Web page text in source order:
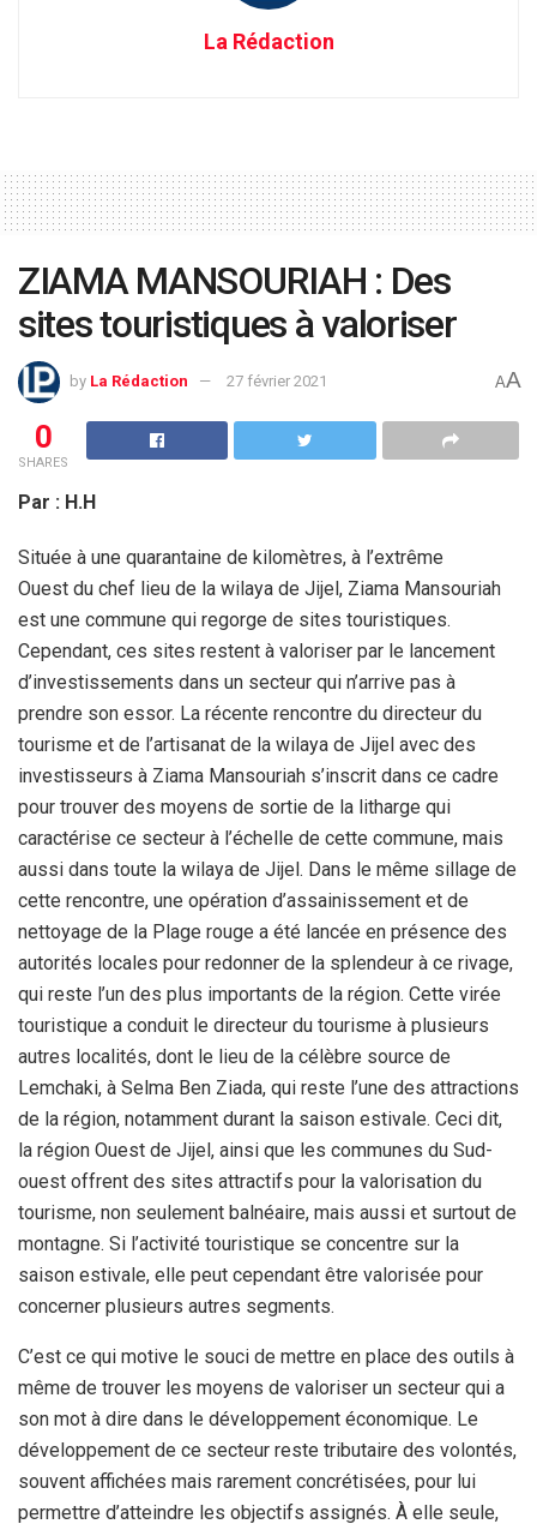
La Rédaction
ZIAMA MANSOURIAH : Des
sites touristiques à valoriser
by La Rédaction 27 février 2021 AA
0
SHARES
Par : H.H
Située à une quarantaine de kilomètres, à l’extrême
Ouest du chef lieu de la wilaya de Jijel, Ziama Mansouriah
est une commune qui regorge de sites touristiques.
Cependant, ces sites restent à valoriser par le lancement
d’investissements dans un secteur qui n’arrive pas à
prendre son essor. La récente rencontre du directeur du
tourisme et de l’artisanat de la wilaya de Jijel avec des
investisseurs à Ziama Mansouriah s’inscrit dans ce cadre
pour trouver des moyens de sortie de la litharge qui
caractérise ce secteur à l’échelle de cette commune, mais
aussi dans toute la wilaya de Jijel. Dans le même sillage de
cette rencontre, une opération d’assainissement et de
nettoyage de la Plage rouge a été lancée en présence des
autorités locales pour redonner de la splendeur à ce rivage,
qui reste l’un des plus importants de la région. Cette virée
touristique a conduit le directeur du tourisme à plusieurs
autres localités, dont le lieu de la célèbre source de
Lemchaki, à Selma Ben Ziada, qui reste l’une des attractions
de la région, notamment durant la saison estivale. Ceci dit,
la région Ouest de Jijel, ainsi que les communes du Sud-
ouest offrent des sites attractifs pour la valorisation du
tourisme, non seulement balnéaire, mais aussi et surtout de
montagne. Si l’activité touristique se concentre sur la
saison estivale, elle peut cependant être valorisée pour
concerner plusieurs autres segments.
C’est ce qui motive le souci de mettre en place des outils à
même de trouver les moyens de valoriser un secteur qui a
son mot à dire dans le développement économique. Le
développement de ce secteur reste tributaire des volontés,
souvent affichées mais rarement concrétisées, pour lui
permettre d’atteindre les objectifs assignés. À elle seule,